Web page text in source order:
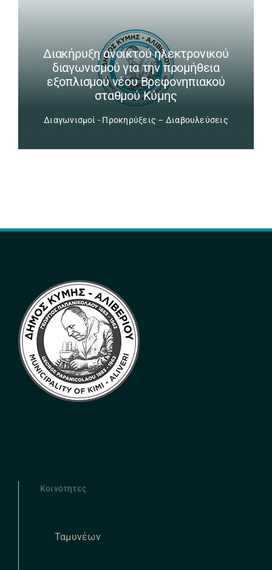
Διακήρυξη ανοικτού ηλεκτρονικού
διαγωνισμού για την προμήθεια
εξοπλισμού νέου Βρεφονηπιακού
σταθμού Κύμης
Διαγωνισμοί - Προκηρύξεις – Διαβουλεύσεις
Κοινότητες
Ταμυνέων